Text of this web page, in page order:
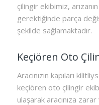
çilingir ekibimiz,
gerektiğinde parça
şekilde sağlamaktadır.
Keçiören Oto
Aracınızın kapıları
keçiören oto çilingir
ulaşarak aracınıza